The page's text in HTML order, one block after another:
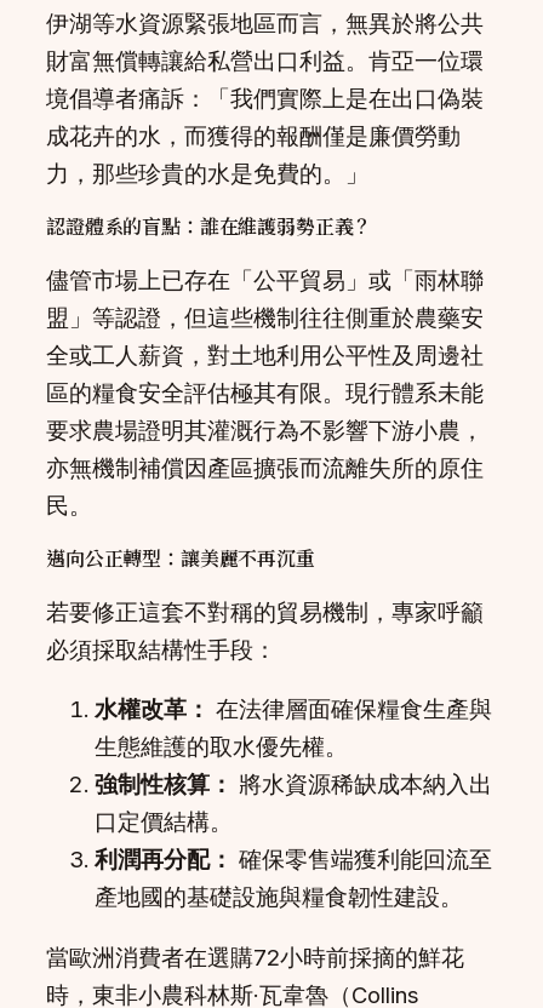
伊湖等水資源緊張地區而言，無異於將公共
財富無償轉讓給私營出口利益。肯亞一位環
境倡導者痛訴：「我們實際上是在出口偽裝
成花卉的水，而獲得的報酬僅是廉價勞動
力，那些珍貴的水是免費的。」
認證體系的盲點：誰在維護弱勢正義？
儘管市場上已存在「公平貿易」或「雨林聯
盟」等認證，但這些機制往往側重於農藥安
全或工人薪資，對土地利用公平性及周邊社
區的糧食安全評估極其有限。現行體系未能
要求農場證明其灌溉行為不影響下游小農，
亦無機制補償因產區擴張而流離失所的原住
民。
邁向公正轉型：讓美麗不再沉重
若要修正這套不對稱的貿易機制，專家呼籲
必須採取結構性手段：
水權改革： 在法律層面確保糧食生產與
生態維護的取水優先權。
強制性核算： 將水資源稀缺成本納入出
口定價結構。
利潤再分配： 確保零售端獲利能回流至
產地國的基礎設施與糧食韌性建設。
當歐洲消費者在選購72小時前採摘的鮮花
時，東非小農科林斯·瓦韋魯（Collins